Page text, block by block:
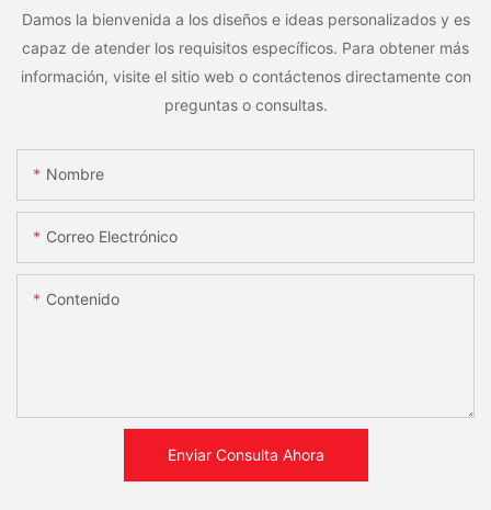
Damos la bienvenida a los diseños e ideas personalizados y es
capaz de atender los requisitos específicos. Para obtener más
información, visite el sitio web o contáctenos directamente con
preguntas o consultas.
Nombre
Correo Electrónico
Contenido
Enviar Consulta Ahora